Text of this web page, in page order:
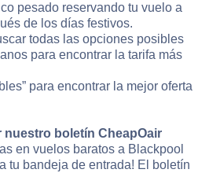
pesado reservando tu vuelo a
de los días festivos.
todas las opciones posibles
para encontrar la tarifa más
para encontrar la mejor oferta
nuestro boletín CheapOair
en vuelos baratos a Blackpool
tu bandeja de entrada! El boletín